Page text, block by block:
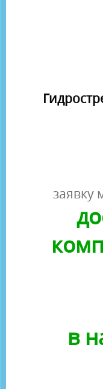
заявку
в